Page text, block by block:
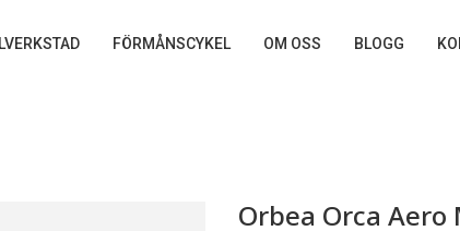
FÖRMÅNSCYKEL OM OSS BLOGG
Orbea Orca Aero